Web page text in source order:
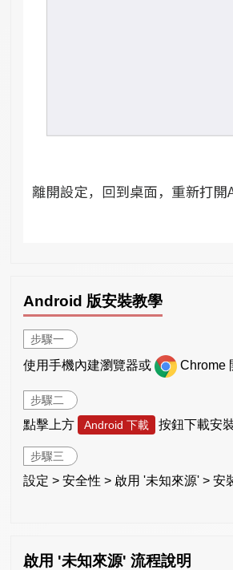
Android 版安裝教學
步驟一
使用手機內建瀏覽器或 Chrome
步驟二
點擊上方 Android 下載 按鈕下載安
步驟三
設定 > 安全性 > 啟用 '未知來源' > 安
啟用 '未知來源' 流程說明